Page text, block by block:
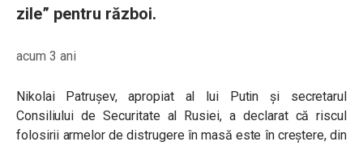
zile” pentru război.
acum 3 ani
Nikolai Patrușev, apropiat al lui Putin și secretarul
Consiliului de Securitate al Rusiei, a declarat că riscul
folosirii armelor de distrugere în masă este în creștere, din